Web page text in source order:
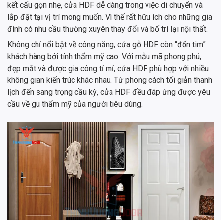
kết cấu gọn nhẹ, cửa HDF dễ dàng trong việc di chuyển và
lắp đặt tại vị trí mong muốn. Vì thế rất hữu ích cho những gia
đình có nhu cầu thường xuyên thay đổi và bố trí lại nội thất.
Không chỉ nổi bật về công năng, cửa gỗ HDF còn “đốn tim”
khách hàng bởi tính thẩm mỹ cao. Với mẫu mã phong phú,
đẹp mắt và được gia công tỉ mỉ, cửa HDF phù hợp với nhiều
không gian kiến trúc khác nhau. Từ phong cách tối giản thanh
lịch đến sang trọng cầu kỳ, cửa HDF đều đáp ứng được yêu
cầu về gu thẩm mỹ của người tiêu dùng.